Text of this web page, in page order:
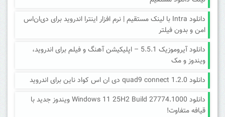
دانلود Intra با لینک مستقیم | نرم افزار اینترا اندروید برای دی‌ان‌اس
امن و بدون فیلتر
دانلود آیروموزیک 5.5.1 – اپلیکیشن آهنگ و فیلم برای اندروید،
ویندوز و مک
دانلود quad9 connect 1.2.0 دی ان اس کواد ناین برای اندروید
دانلود Windows 11 25H2 Build 27774.1000 ویندوز جدید با
قیافه متفاوت!